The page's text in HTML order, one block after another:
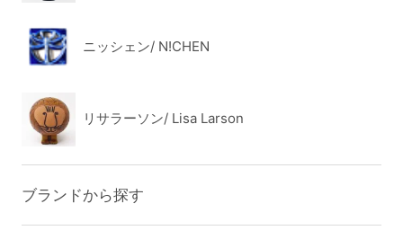
ニッシェン/ N!CHEN
リサラーソン/ Lisa Larson
ブランドから探す